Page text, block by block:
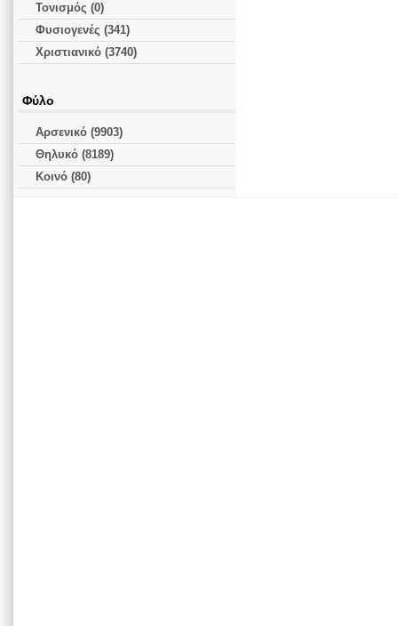
Τονισμός (0)
Φυσιογενές (341)
Χριστιανικό (3740)
Φύλο
Αρσενικό (9903)
Θηλυκό (8189)
Κοινό (80)